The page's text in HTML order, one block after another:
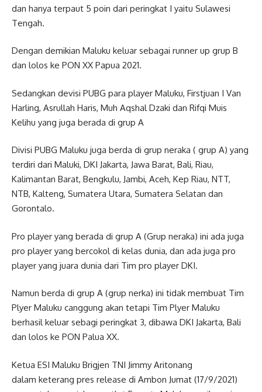
dan hanya terpaut 5 poin dari peringkat I yaitu Sulawesi
Tengah.
Dengan demikian Maluku keluar sebagai runner up grup B
dan lolos ke PON XX Papua 2021.
Sedangkan devisi PUBG para player Maluku, Firstjuan I Van
Harling, Asrullah Haris, Muh Aqshal Dzaki dan Rifqi Muis
Kelihu yang juga berada di grup A
Divisi PUBG Maluku juga berda di grup neraka ( grup A) yang
terdiri dari Maluki, DKI Jakarta, Jawa Barat, Bali, Riau,
Kalimantan Barat, Bengkulu, Jambi, Aceh, Kep Riau, NTT,
NTB, Kalteng, Sumatera Utara, Sumatera Selatan dan
Gorontalo.
Pro player yang berada di grup A (Grup neraka) ini ada juga
pro player yang bercokol di kelas dunia, dan ada juga pro
player yang juara dunia dari Tim pro player DKI.
Namun berda di grup A (grup nerka) ini tidak membuat Tim
Plyer Maluku canggung akan tetapi Tim Plyer Maluku
berhasil keluar sebagi peringkat 3, dibawa DKI Jakarta, Bali
dan lolos ke PON Palua XX.
Ketua ESI Maluku Brigjen TNI Jimmy Aritonang
dalam keterang pres release di Ambon Jumat (17/9/2021)